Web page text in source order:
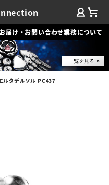
届け・お問い合わせ業務について
ルタデルソル PC437